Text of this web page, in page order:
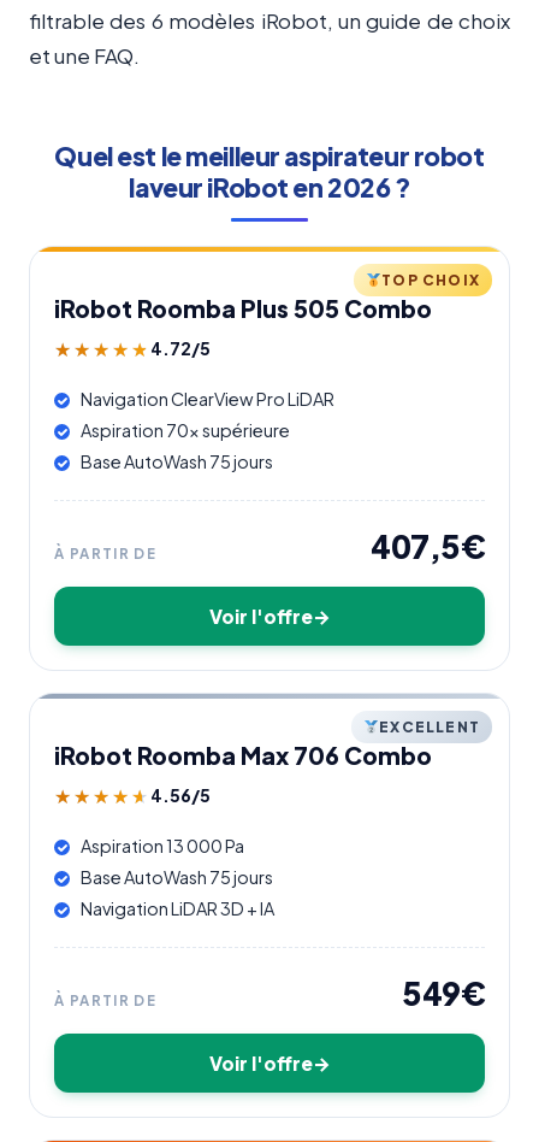
filtrable des 6 modèles iRobot, un guide de choix
et une FAQ.
Quel est le meilleur aspirateur robot
laveur iRobot en 2026 ?
TOP CHOIX
iRobot Roomba Plus 505 Combo
★★★★★
★★★★★ 4.72/5
Navigation ClearView Pro LiDAR
Aspiration 70x supérieure
Base AutoWash 75 jours
À PARTIR DE 407,5€
Voir l'offre
EXCELLENT
iRobot Roomba Max 706 Combo
★★★★★
★★★★★ 4.56/5
Aspiration 13 000 Pa
Base AutoWash 75 jours
Navigation LiDAR 3D + IA
À PARTIR DE 549€
Voir l'offre